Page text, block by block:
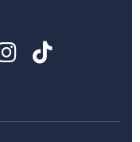
TikTok